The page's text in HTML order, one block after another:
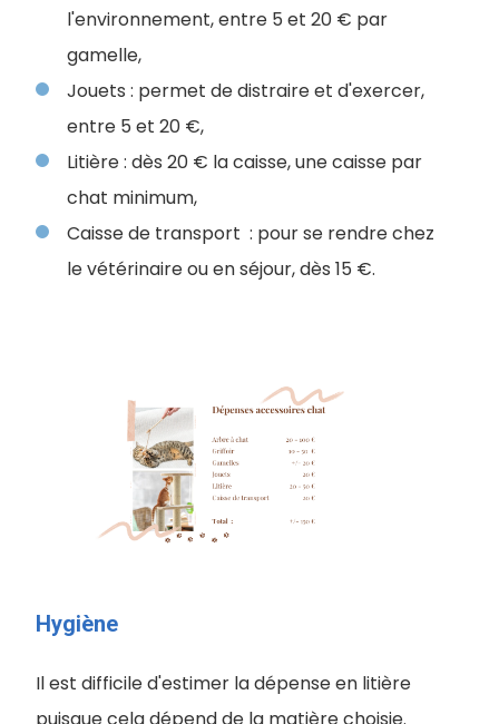
l'environnement, entre 5 et 20 € par
gamelle,
Jouets : permet de distraire et d'exercer,
entre 5 et 20 €,
Litière : dès 20 € la caisse, une caisse par
chat minimum,
Caisse de transport : pour se rendre chez
le vétérinaire ou en séjour, dès 15 €.
Hygiène
Il est difficile d'estimer la dépense en litière